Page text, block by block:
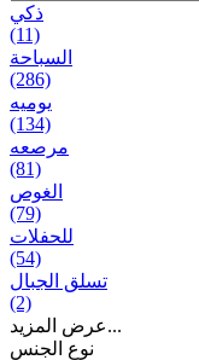
ذكي
(11)
السباحة
(286)
يومیه
(134)
مرصعه
(81)
الغوص
(79)
للحفلات
(54)
تسلق الجبال
(2)
عرض المزيد...
نوع الجنس